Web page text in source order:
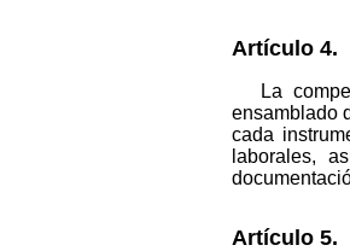
Artículo 4.
La
ensamblado
cada
laborales,
Artículo 5.